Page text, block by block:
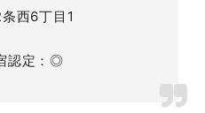
西6丁目1
認定：◎